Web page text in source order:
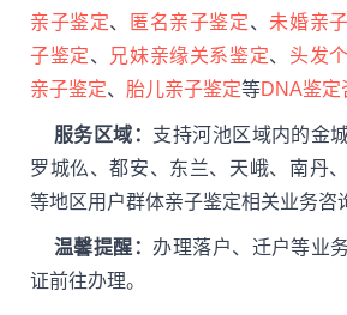
亲子鉴定、 匿名亲子鉴定、 未婚亲
子鉴定、 兄妹亲缘关系鉴定、 头发
亲子鉴定、 胎儿亲子鉴定等DNA鉴定
服务区域： 支持河池区域内的金
罗城仫、都安、东兰、天峨、南丹
等地区用户群体亲子鉴定相关业务咨
温馨提醒： 办理落户、迁户等业
证前往办理。